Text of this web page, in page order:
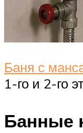
Баня с
1-го и 2-го
Банные